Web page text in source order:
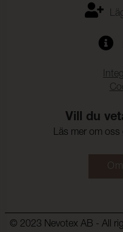
Vill du
Läs mer om oss
© 2023 Nevotex AB - All